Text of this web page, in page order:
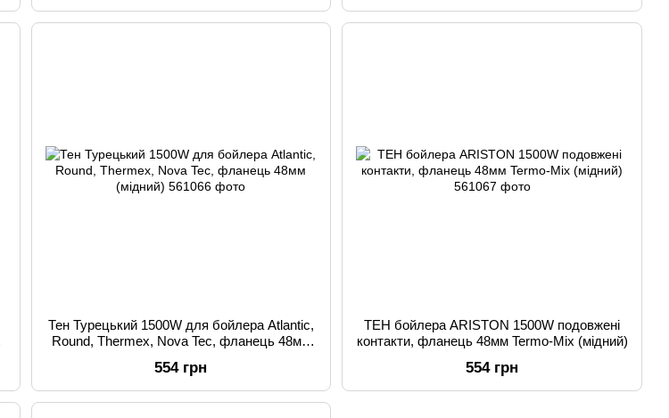
Тен Турецький 1500W для бойлера Atlantic,
Round, Thermex, Nova Tec, фланець 48мм
554 грн
ТЕН бойлера ARISTON 1500W подовжені
контакти, фланець 48мм Termo-Mix (мідний)
554 грн